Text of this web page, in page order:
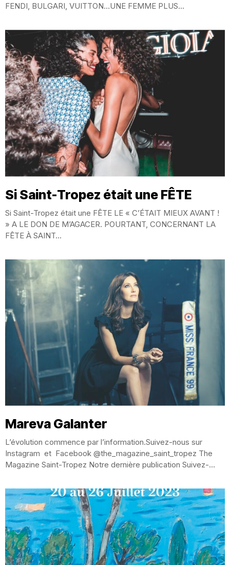
FENDI, BULGARI, VUITTON…UNE FEMME PLUS
Si Saint-Tropez était une FÊTE
Si Saint-Tropez était une FÊTE LE « C’ÉTAIT MIEUX AVANT !
» A LE DON DE M’AGACER. POURTANT, CONCERNANT LA
FÊTE À SAINT...
Mareva Galanter
L’évolution commence par l’information.Suivez-nous sur
Instagram et Facebook @the_magazine_saint_tropez The
Magazine Saint-Tropez Notre dernière publication Suivez-